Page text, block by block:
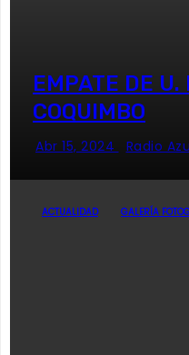
EMPATE DE U.
COQUIMBO
Abr 15, 2024 Radio
ACTUALIDAD GALERÍA